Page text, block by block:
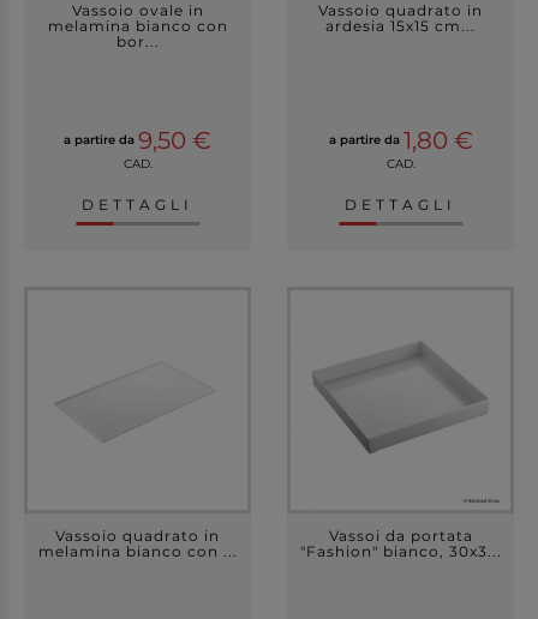
Vassoio ovale in
melamina bianco con
bor...
a partire da 9,50 €
CAD.
DETTAGLI
Vassoio quadrato in
ardesia 15x15 cm...
a partire da 1,80 €
CAD.
DETTAGLI
Vassoio quadrato in
melamina bianco con ...
Vassoi da portata
"Fashion" bianco, 30x3...